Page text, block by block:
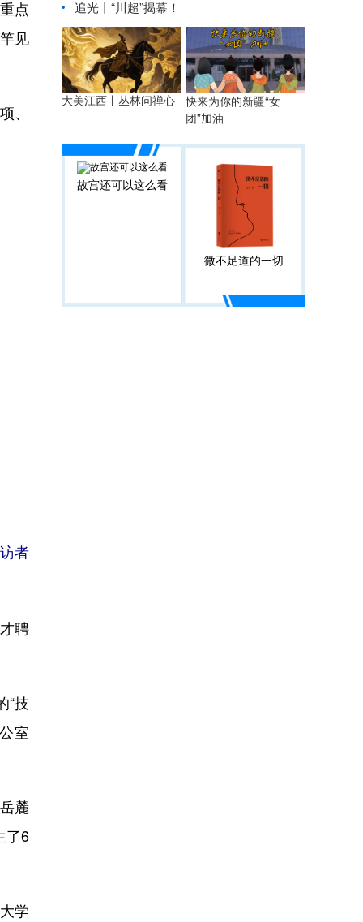
点
见
、
者
聘
“技
室
麓
了6
学
追光丨 “川超”揭幕！
大美江西丨丛林问禅心
快来为你的新疆“女
团”加油
故宫还可以这么看
微不足道的一切